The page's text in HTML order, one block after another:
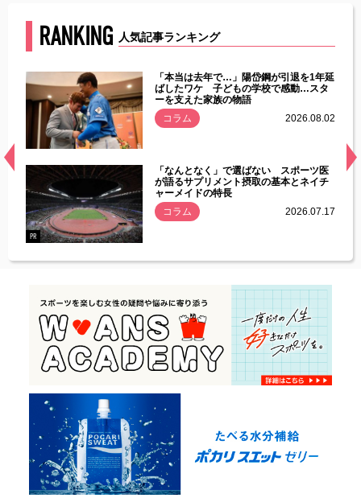
RANKING 人気記事ランキング
常
「本当は去年で…」陽岱鋼が引退を1年延
ばしたワケ 子どもの学校で感動…スタ
ーを支えた家族の物語
コラム
2026.08.02
PR
「なんとなく」で選ばない スポーツ医
が語るサプリメント摂取の基本とネイチ
ャーメイドの特長
コラム
2026.07.17